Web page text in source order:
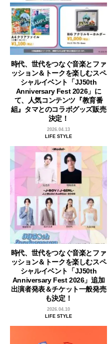
時代、世代をつなぐ音楽とファ
ッション＆トークを楽しむスペ
シャルイベント「JJ50th
Anniversary Fest 2026」に
て、人気コンテンツ『教育番
組』タマとのコラボグッズ販売
決定！
2026.04.13
LIFE STYLE
時代、世代をつなぐ音楽とファ
ッション＆トークを楽しむスペ
シャルイベント「JJ50th
Anniversary Fest 2026」追加
出演者発表＆チケット一般発売
も決定！
2026.04.10
LIFE STYLE